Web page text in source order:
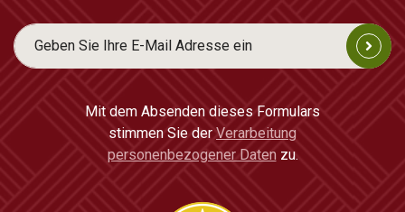
Mit dem Absenden dieses Formulars
stimmen Sie der Verarbeitung
personenbezogener Daten zu.